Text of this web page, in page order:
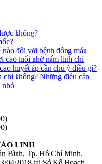
không?
đối với bệnh đông máu
cao tuổi nhờ nấm linh chi
huyết áp cần chú ý điều gì?
chi không? Những điều cần
nhỏ
LINH
Bình, Tp. Hồ Chí Minh.
04/2018 tại Sở Kế Hoạch